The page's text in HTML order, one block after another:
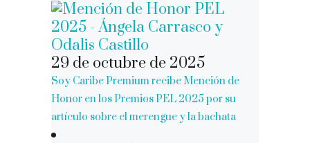
29 de octubre de 2025
Soy Caribe Premium recibe Mención de
Honor en los Premios PEL 2025 por su
artículo sobre el merengue y la bachata